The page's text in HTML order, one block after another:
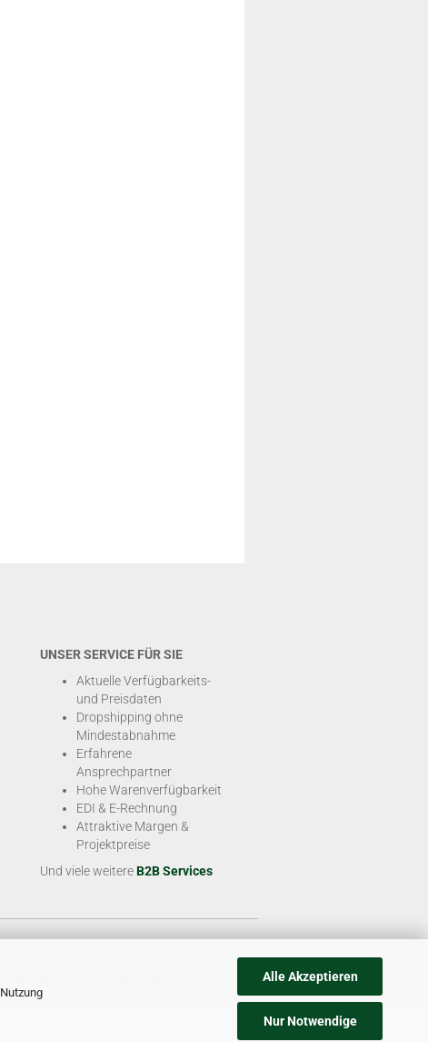
Alle Akzeptieren
Nur Notwendige
UNSER SERVICE FÜR SIE
Aktuelle Verfügbarkeits-
und Preisdaten
Dropshipping ohne
Mindestabnahme
Erfahrene
Ansprechpartner
Hohe Warenverfügbarkeit
EDI & E-Rechnung
Attraktive Margen &
Projektpreise
Und viele weitereB2B Services
zu B2B Konditionen.